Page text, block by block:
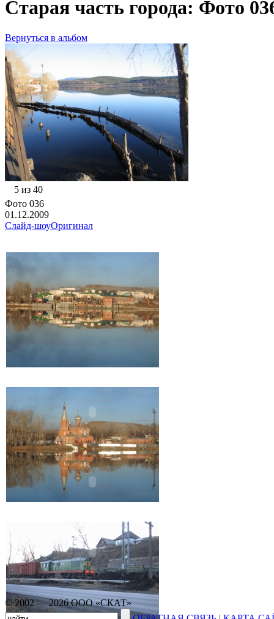
Старая часть города: Фото
Вернуться в альбом
5 из 40
Фото 036
01.12.2009
Слайд-шоуОригинал
© 2002 — 2026 ООО «СКАТ»